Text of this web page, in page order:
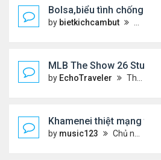
Bolsa,biểu tình chống ca
by bietkichcambut
MLB The Show 26
by EchoTraveler Thứ 6 Tháng 8 07, 2026 12:31 am
Khamenei thiệt mạng
by music123 Chủ nhật Tháng 3 01, 2026 5:22 am